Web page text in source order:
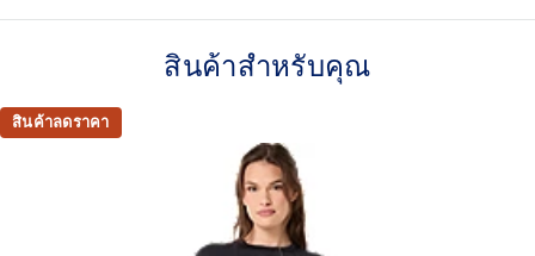
Soft cotton blend fabric.
ASICS logo graphic.
This product is formed with ethically sourced cotton to
support more sustainable manufacturing.
สินค้าสำหรับคุณ
สินค้าลดราคา